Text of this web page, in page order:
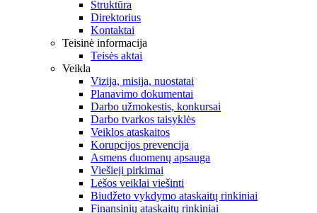
Struktūra
Direktorius
Kontaktai
Teisinė informacija
Teisės aktai
Veikla
Vizija, misija, nuostatai
Planavimo dokumentai
Darbo užmokestis, konkursai
Darbo tvarkos taisyklės
Veiklos ataskaitos
Korupcijos prevencija
Asmens duomenų apsauga
Viešieji pirkimai
Lėšos veiklai viešinti
Biudžeto vykdymo ataskaitų rinkiniai
Finansinių ataskaitų rinkiniai